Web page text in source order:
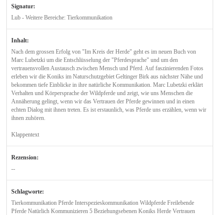
Signatur:
Lub - Weitere Bereiche: Tierkommunikation
Inhalt:
Nach dem grossen Erfolg von "Im Kreis der Herde" geht es im neuen Buch von
Marc Lubetzki um die Entschlüsselung der "Pferdesprache" und um den
vertrauensvollen Austausch zwischen Mensch und Pferd. Auf faszinierenden Fotos
erleben wir die Koniks im Naturschutzgebiet Geltinger Birk aus nächster Nähe und
bekommen tiefe Einblicke in ihre natürliche Kommunikation. Marc Lubetzki erklärt
Verhalten und Körpersprache der Wildpferde und zeigt, wie uns Menschen die
Annäherung gelingt, wenn wir das Vertrauen der Pferde gewinnen und in einen
echten Dialog mit ihnen treten. Es ist erstaunlich, was Pferde uns erzählen, wenn wir
ihnen zuhören.
Klappentext
Rezension:
--
Schlagworte:
Tierkommunikation Pferde Interspezieskommunikation Wildpferde Freilebende
Pferde Natürlich Kommunizieren 5 Beziehungsebenen Koniks Herde Vertrauen